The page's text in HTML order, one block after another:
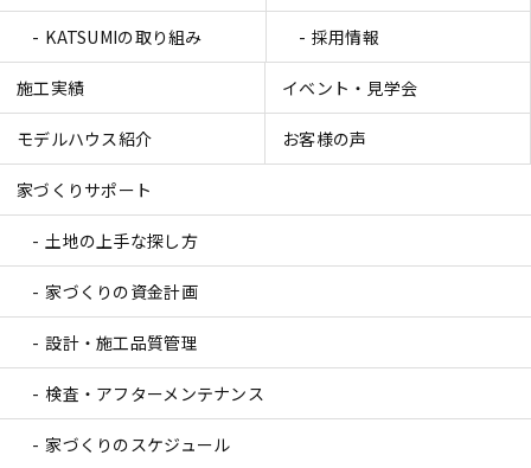
KATSUMIの取り組み 採用情報
施工実績 イベント・見学会
モデルハウス紹介 お客様の声
家づくりサポート
土地の上手な探し方
家づくりの資金計画
設計・施工品質管理
検査・アフターメンテナンス
家づくりのスケジュール